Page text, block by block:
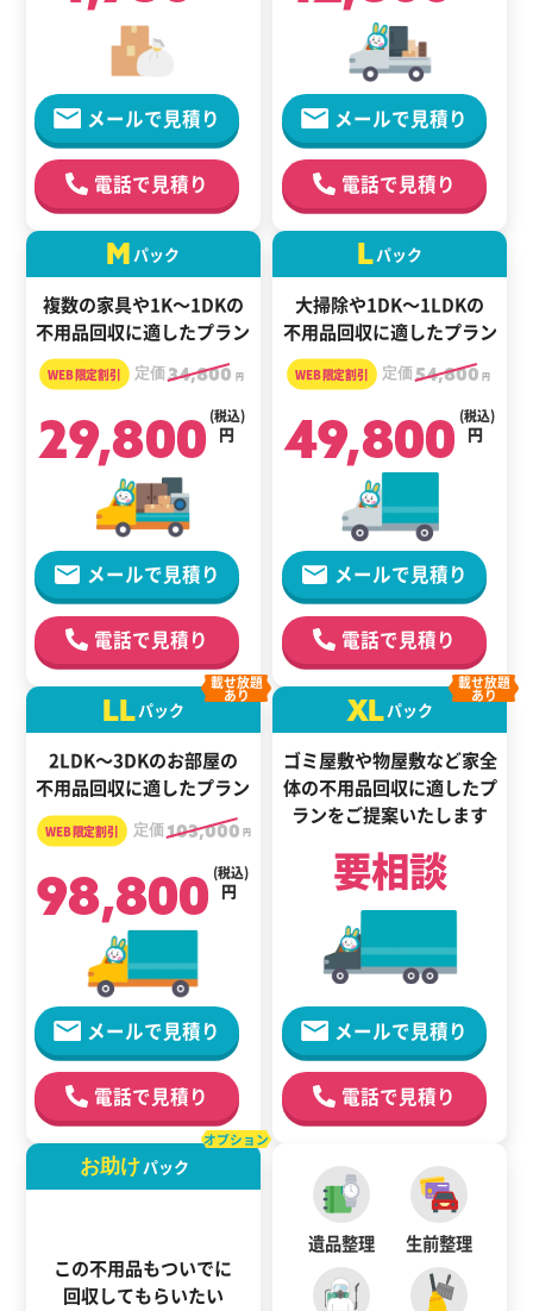
メールで見積り
電話で見積り
メールで見積り
電話で見積り
M パック
複数の家具や1K～1DKの
不用品回収に適したプラン
定価34,800 円
29,800 円
(税込)
メールで見積り
電話で見積り
Lパック
大掃除や1DK～1LDKの
不用品回収に適したプラン
定価54,800 円
49,800 円
(税込)
メールで見積り
電話で見積り
LLパック
2LDK～3DKのお部屋の
不用品回収に適したプラン
載せ放題
あり
定価103,000 円
98,800 円
(税込)
メールで見積り
電話で見積り
XLパック
ゴミ屋敷や物屋敷など家全
体の不用品回収に適したプ
ランをご提案いたします
載せ放題
あり
要相談
メールで見積り
電話で見積り
お助けパック
この不用品もついでに
回収してもらいたい
オプション
遺品整理 生前整理